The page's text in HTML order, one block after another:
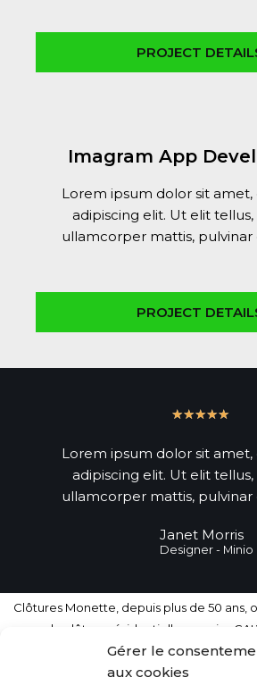
Gérer le
aux cookies
PROJECT
Imagram App
Lorem ipsum dolor sit
adipiscing elit. Ut elit
ullamcorper mattis, pulvinar
PROJECT
★★★★★
Lorem ipsum dolor sit
adipiscing elit. Ut elit
ullamcorper mattis, pulvinar
Janet Morris
Designer - Minio
Clôtures Monette, depuis plus de 50 ans,
pose de clôture résidentielle en acier
(Frost) avec et sans lattes. Service hors
respect des normes les plus exigeantes